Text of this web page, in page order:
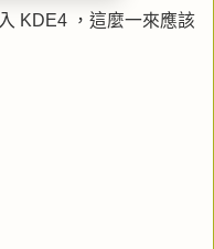
KDE4 ，這麼一來應該